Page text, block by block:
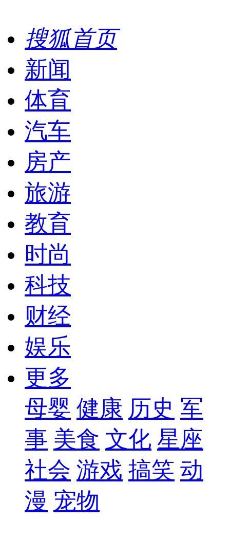
搜狐首页
新闻
体育
汽车
房产
旅游
教育
时尚
科技
财经
娱乐
更多
母婴 健康 历史 军
事 美食 文化 星座
社会 游戏 搞笑 动
漫 宠物